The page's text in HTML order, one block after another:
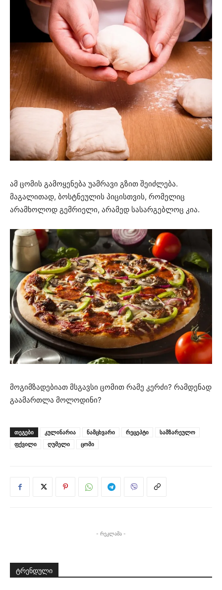
ამ ცომის გამოყენება უამრავი გზით შეიძლება.
მაგალითად, ბოსტნეულის პიცისთვის, რომელიც
არამხოლოდ გემრიელი, არამედ სასარგებლოც კია.
მოგიმზადებიათ მსგავსი ცომით რამე კერძი? რამდენად
გაამართლა მოლოდინი?
ᲗᲔᲒᲔᲑᲘ კულინარია ნამცხვარი რეცეპტი
სამზარეულო
ფქვილი
ღუმელი ცომი
- რეკლამა -
ტრენდული